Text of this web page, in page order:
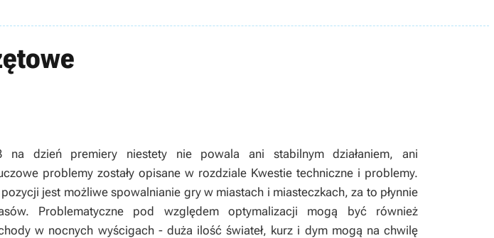
na dzień premiery niestety nie powala ani stabilnym działaniem, ani
problemy zostały opisane w rozdziale Kwestie techniczne i problemy.
jest możliwe spowalnianie gry w miastach i miasteczkach, za to płynnie
Problematyczne pod względem optymalizacji mogą być również
w nocnych wyścigach - duża ilość świateł, kurz i dym mogą na chwilę